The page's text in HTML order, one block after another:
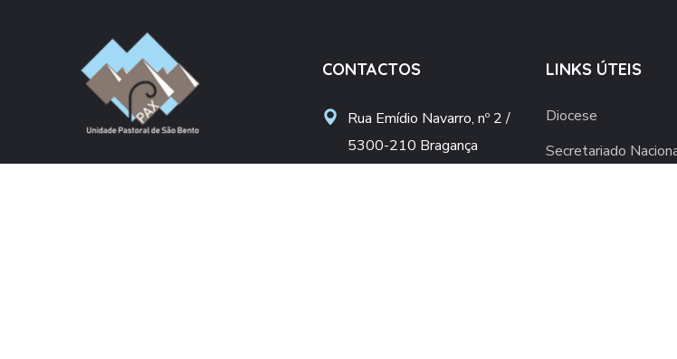
CONTACTOS
Rua Emídio Navarro, nº 2 /
5300-210 Bragança
LINKS ÚTEIS
Diocese
Secretariado